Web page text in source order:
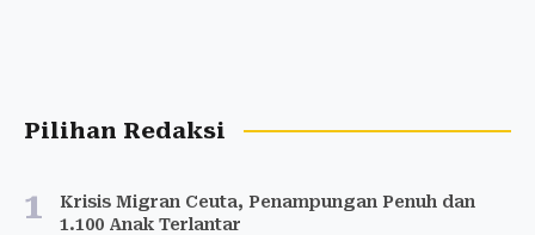
Pilihan Redaksi
1
Krisis Migran Ceuta, Penampungan Penuh dan
1.100 Anak Terlantar